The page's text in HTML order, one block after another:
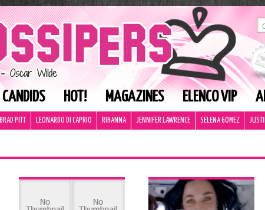
CANDIDS HOT! MAGAZINES ELENCO VIP
BRAD PITT LEONARDO DI CAPRIO RIHANNA JENNIFER LAWRENCE SELENA GOMEZ